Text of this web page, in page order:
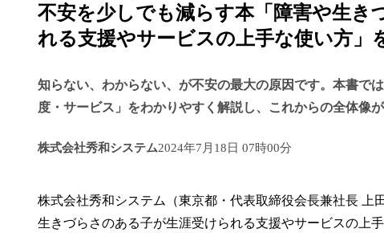
不安を少しでも減らす本「障害や生き
れる支援やサービスの上手な使い方」
知らない、わからない、が不安の最大の原因です。本書で
度・サービス」をわかりやすく解説し、これからの全体像
株式会社秀和システム2024年7月18日 07時00分
株式会社秀和システム（東京都・代表取締役会長兼社長 上
生きづらさのある子が生涯受けられる支援やサービスの上